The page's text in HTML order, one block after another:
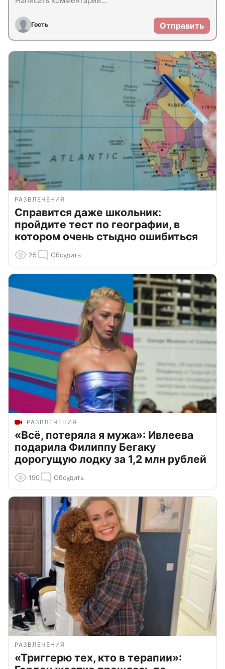
Гость Отправить
РАЗВЛЕЧЕНИЯ
Справится даже школьник:
пройдите тест по географии, в
котором очень стыдно ошибиться
25 Обсудить
РАЗВЛЕЧЕНИЯ
«Всё, потеряла я мужа»: Ивлеева
подарила Филиппу Бегаку
дорогущую лодку за 1,2 млн рублей
190 Обсудить
РАЗВЛЕЧЕНИЯ
«Триггерю тех, кто в терапии»: